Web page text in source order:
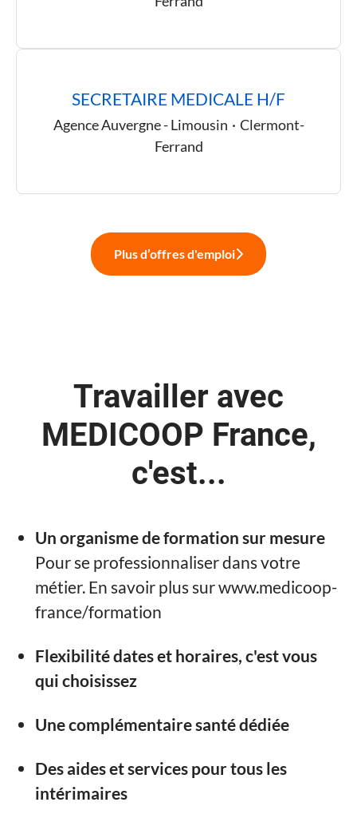
SECRETAIRE MEDICALE H/F
Agence Auvergne - Limousin · Clermont-
Ferrand
Plus d’offres d'emploi
Travailler avec
MEDICOOP France,
c'est...
Un organisme de formation sur mesure
Pour se professionnaliser dans votre
métier. En savoir plus sur www.medicoop-
france/formation
Flexibilité dates et horaires, c'est vous
qui choisissez
Une complémentaire santé dédiée
Des aides et services pour tous les
intérimaires